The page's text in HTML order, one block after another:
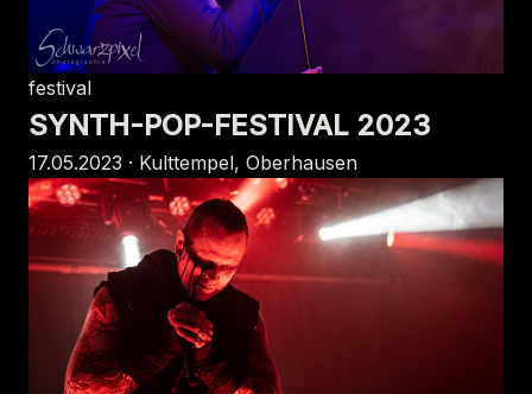
festival
SYNTH-POP-FESTIVAL 2023
17.05.2023 · Kulttempel, Oberhausen